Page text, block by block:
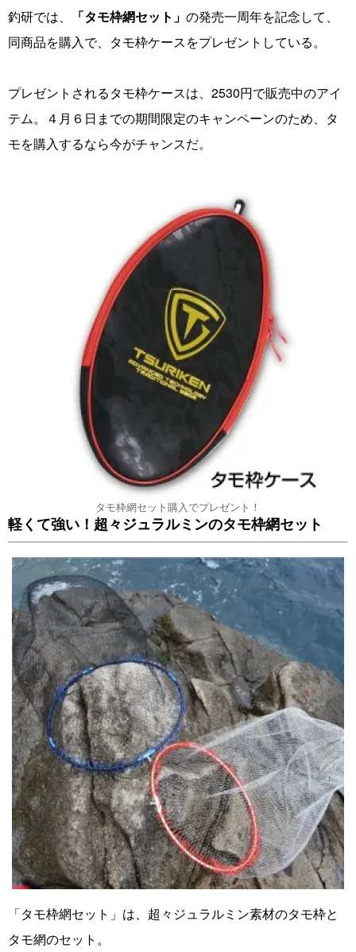
釣研では、 「タモ枠網セット」 の発売一周年を記念して、
同商品を購入で、タモ枠ケースをプレゼントしている。
プレゼントされるタモ枠ケースは、2530円で販売中のアイ
テム。４月６日までの期間限定のキャンペーンのため、タ
モを購入するなら今がチャンスだ。
タモ枠網セット購入でプレゼント！
軽くて強い！超々ジュラルミンのタモ枠網セット
「タモ枠網セット」は、超々ジュラルミン素材のタモ枠と
タモ網のセット。